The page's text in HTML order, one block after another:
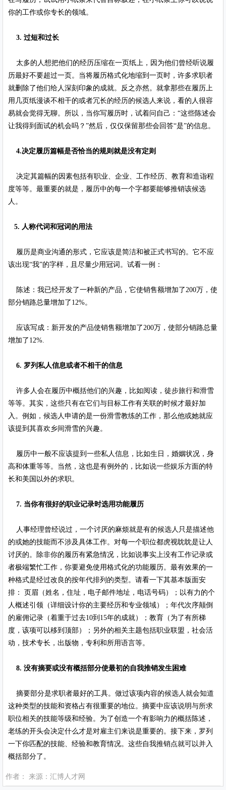
你的工作或你专长的领域。
3. 过短和过长
太多的人想把他们的经历压缩在一页纸上，因为他们曾经听说履
历最好不要超过一页。当将履历格式化地缩到一页时，许多求职者
就删除了他们给人深刻印象的成就。反之亦然。就拿那些在履历上
用几页纸漫谈不相干的或者冗长的经历的候选人来说，看的人很容
易就会觉得无聊。所以，当你写履历时，试着问自己：“这些陈述会
让我得到面试的机会吗？”然后，仅仅保留那些会回答“是”的信息。
4.决定履历篇幅是否恰当的规则就是没有定则
决定其篇幅的因素包括有职业、企业、工作经历、教育和造诣程
度等等。最重要的就是，履历中的每一个字都要能够推销该候选
人。
5. 人称代词和冠词的用法
履历是商业沟通的形式，它应该是简洁和被正式书写的。它不应
该出现“我”的字样，且尽量少用冠词。试看一例：
陈述：我已经开发了一种新的产品，它使销售额增加了200万，使
部分销路总量增加了12%。
应该写成：新开发的产品使销售额增加了200万，使部分销路总量
增加了12%.
6. 罗列私人信息或者不相干的信息
许多人会在履历中概括他们的兴趣，比如阅读，徒步旅行和滑雪
等等。其实，这些只有在它们与目标工作有关联的时候才最好加
入。例如，候选人申请的是一份滑雪教练的工作，那么他或她就应
该提到其喜欢乡间滑雪的兴趣。
履历中一般不应该提到一些私人信息，比如生日，婚姻状况，身
高和体重等等。当然，这也是有例外的，比如说一些娱乐方面的特
长和美国以外的求职。
7. 当你有很好的职业记录时选用功能履历
人事经理曾经说过，一个讨厌的麻烦就是有的候选人只是描述他
的或她的技能而不涉及具体工作。对每一个职位都虎视眈眈是让人
讨厌的。除非你的履历有紧急情况，比如说事实上没有工作记录或
者极端繁忙工作，你要避免使用格式化的功能履历。最有效果的一
种格式是经过改良的按年代排列的类型。请看一下其基本版面安
排： 页眉（姓名，住址，电子邮件地址，电话号码）；以有力的个
人概述引领（详细设计你的主要经历和专业领域）；年代次序颠倒
的雇佣记录（着重于过去10到15年的成就）；教育（为了有所梯
度，该项可以移到顶部）；另外的相关主题包括职业联盟，社会活
动，技术专长，出版物，专利和所用语言等。
8. 没有摘要或没有概括部分使最初的自我推销发生困难
摘要部分是求职者最好的工具。做过该项内容的候选人就会知道
这种类型的技能和资格占有很重要的地位。摘要中应该说明与所求
职位相关的技能等级和经验。为了创造一个有影响力的概括陈述，
老练的开头会决定什么才是对雇主们来说是重要的。接下来，罗列
一下你匹配的技能、经验和教育情况。这些自我推销点就可以并入
概括部分了。
作者： 来源：汇博人才网